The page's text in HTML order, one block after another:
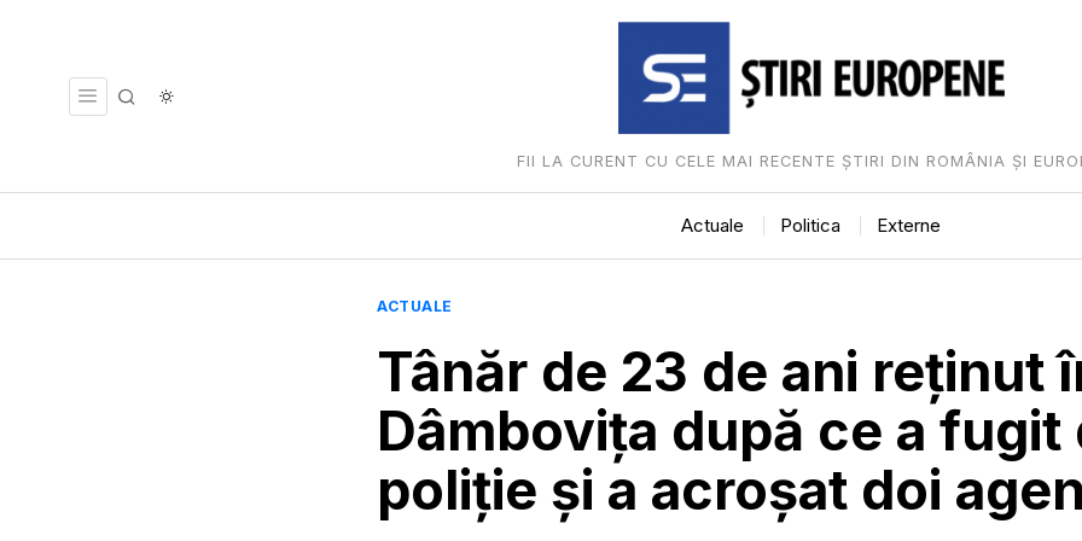
FII LA CURENT CU CELE MAI RECENTE ȘTIRI DIN ROMÂNIA ȘI
Actuale Politica Externe
ACTUALE
Tânăr de 23 de ani reținut
Dâmbovița după ce a fugit
poliție și a acroșat doi